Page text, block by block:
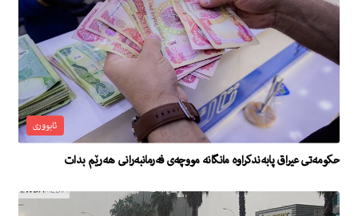
ئابووری
حكومه‌تى عیراق پابه‌ندكراوه‌ مانگانه‌ مووچه‌ى فه‌رمانبه‌رانى هه‌رێم بدات